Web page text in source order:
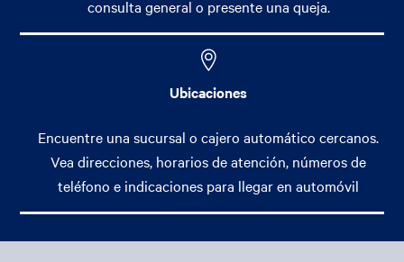
consulta general o presente una queja.
Ubicaciones
Encuentre una sucursal o cajero automático cercanos.
Vea direcciones, horarios de atención, números de
teléfono e indicaciones para llegar en automóvil